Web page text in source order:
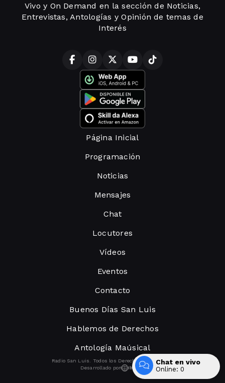
Vivo y On Demand en la sección de Noticias,
Entrevistas, Antologías y Opinión de temas de
Interés
Página Inicial
Programación
Noticias
Mensajes
Chat
Locutores
Vídeos
Eventos
Contacto
Buenos Días San Luis
Hablemos de Derechos
Antología Maúsical
Radio San Luis. Todos los Derechos Reservados.
Desarrollado por
Chat en vivo
Online: 0